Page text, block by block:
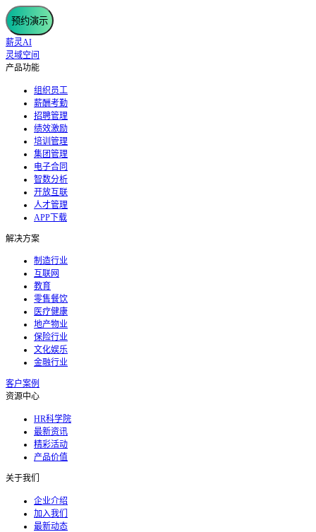
预约演示
薪灵AI
灵域空间
产品功能
组织员工
薪酬考勤
招聘管理
绩效激励
培训管理
集团管理
电子合同
智数分析
开放互联
人才管理
APP下载
解决方案
制造行业
互联网
教育
零售餐饮
医疗健康
地产物业
保险行业
文化娱乐
金融行业
客户案例
资源中心
HR科学院
最新资讯
精彩活动
产品价值
关于我们
企业介绍
加入我们
最新动态